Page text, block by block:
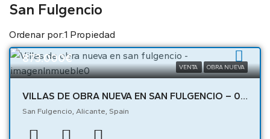
San Fulgencio
1 Propiedad
Ordenar por:
VENTA OBRA NUEVA
873.000€
VILLAS DE OBRA NUEVA EN SAN FULGENCIO – 04675
San Fulgencio, Alicante, Spain